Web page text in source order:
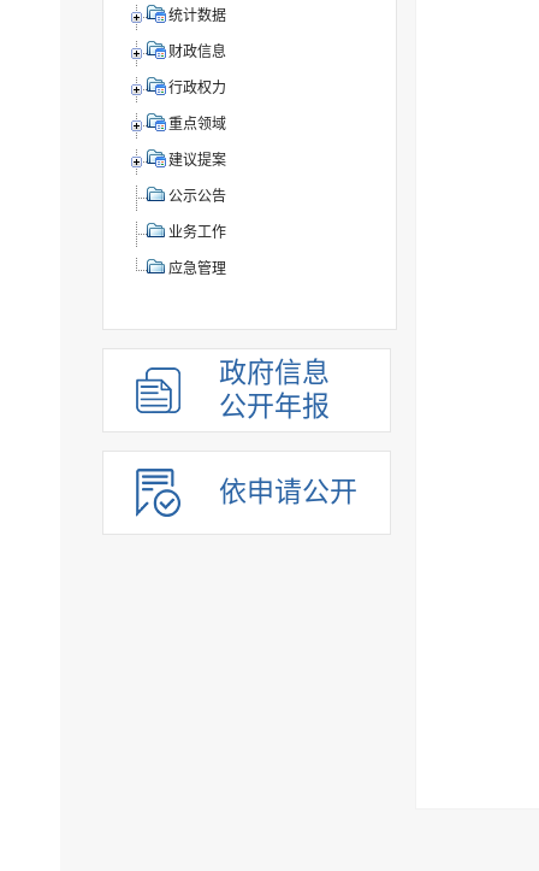
统计数据
财政信息
行政权力
重点领域
建议提案
公示公告
业务工作
应急管理
政府信息
公开年报
依申请公开